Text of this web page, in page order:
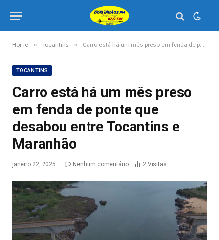
Home » Tocantins » Carro está há um mês preso em fenda de ponte que desabou entre Tocantins e Maranhão
TOCANTINS
Carro está há um mês preso
em fenda de ponte que
desabou entre Tocantins e
Maranhão
janeiro 22, 2025 Nenhum comentário 2 Visitas